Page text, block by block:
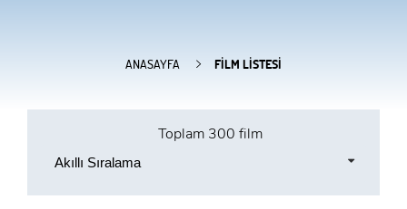
ANASAYFA FILM LISTESI
Toplam 300 film
Akıllı Sıralama